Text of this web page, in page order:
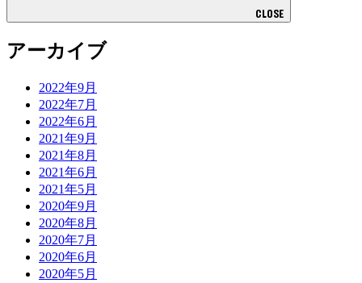
CLOSE
アーカイブ
2022年9月
2022年7月
2022年6月
2021年9月
2021年8月
2021年6月
2021年5月
2020年9月
2020年8月
2020年7月
2020年6月
2020年5月